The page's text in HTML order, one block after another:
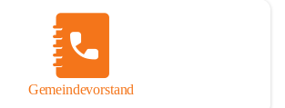
Gemeindevorstand